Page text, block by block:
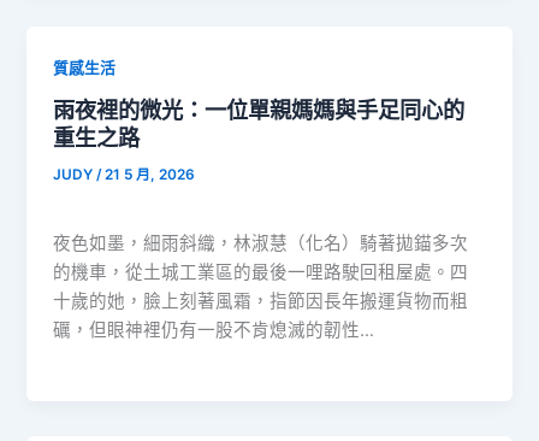
質感生活
雨夜裡的微光：一位單親媽媽與手足同心的
重生之路
JUDY /21 5 月, 2026
夜色如墨，細雨斜織，林淑慧（化名）騎著拋錨多次
的機車，從土城工業區的最後一哩路駛回租屋處。四
十歲的她，臉上刻著風霜，指節因長年搬運貨物而粗
礪，但眼神裡仍有一股不肯熄滅的韌性…